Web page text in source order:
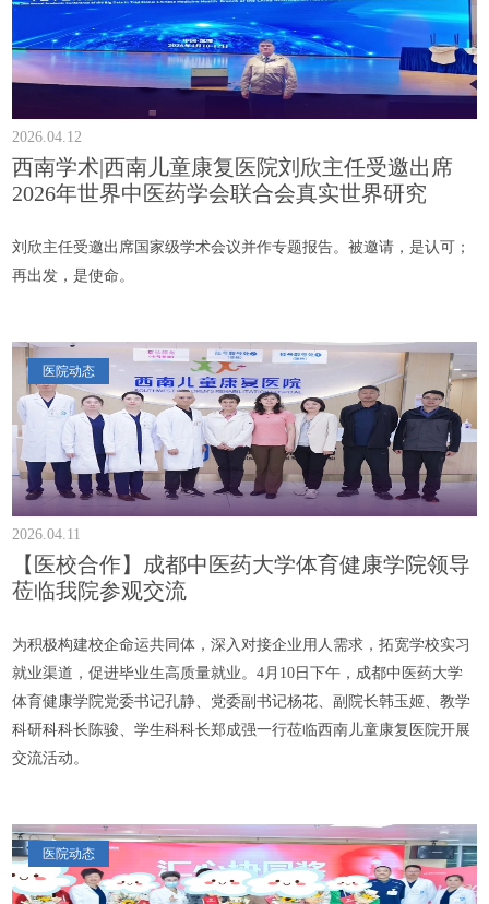
2026.04.12
西南学术|西南儿童康复医院刘欣主任受邀出席
2026年世界中医药学会联合会真实世界研究
刘欣主任受邀出席国家级学术会议并作专题报告。被邀请，是认可；
再出发，是使命。
医院动态
2026.04.11
【医校合作】成都中医药大学体育健康学院领导
莅临我院参观交流
为积极构建校企命运共同体，深入对接企业用人需求，拓宽学校实习
就业渠道，促进毕业生高质量就业。4月10日下午，成都中医药大学
体育健康学院党委书记孔静、党委副书记杨花、副院长韩玉姬、教学
科研科科长陈骏、学生科科长郑成强一行莅临西南儿童康复医院开展
交流活动。
医院动态